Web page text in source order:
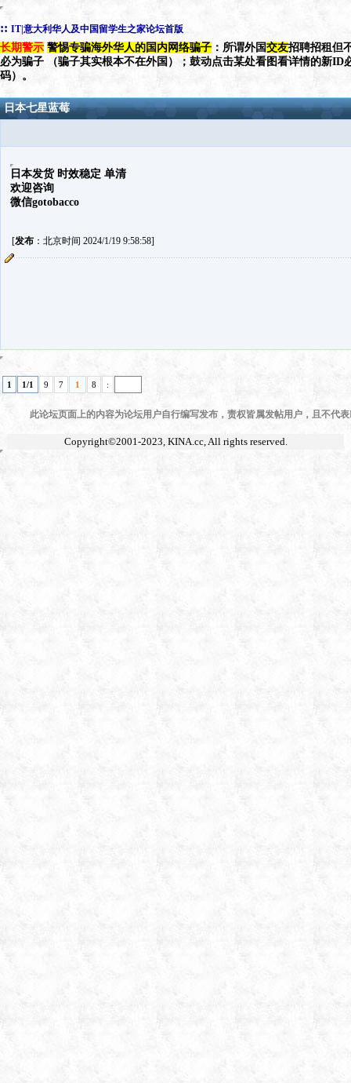
:: IT|意大利华人及中国留学生之家论坛首版
长期警示 警惕专骗海外华人的国内网络骗子 ：所谓外国交友招聘招租但
必为骗子 （骗子其实根本不在外国）；鼓动点击某处看图看详情的新ID
码）。
日本七星蓝莓
日本发货 时效稳定 单清
欢迎咨询
微信gotobacco
[发布：北京时间 2024/1/19 9:58:58]
1 1/1 9 7 1 8 :
此论坛页面上的内容为论坛用户自行编写发布，责权皆属发帖用户，且不代
Copyright©2001-2023, KINA.cc, All rights reserved.